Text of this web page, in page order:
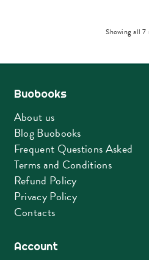
Showing all 7
Buobooks
About us
Blog Buobooks
Frequent Questions Asked
Terms and Conditions
Refund Policy
Privacy Policy
Contacts
Account